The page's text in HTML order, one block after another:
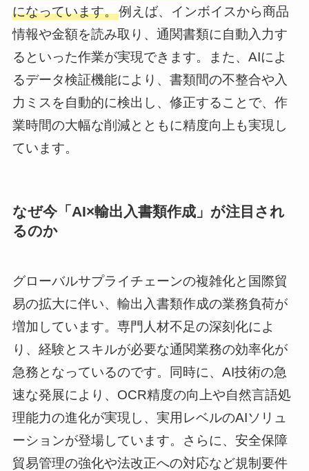
になっています。例えば、インボイスから商品
情報や金額を読み取り、通関書類に自動入力す
るといった作業が実現できます。また、AIによ
るデータ検証機能により、書類間の不整合や入
力ミスを自動的に検出し、修正することで、作
業時間の大幅な削減とともに精度向上も実現し
ています。
なぜ今「AI×輸出入書類作成」が注目され
るのか
グローバルサプライチェーンの複雑化と国際貿
易の拡大に伴い、輸出入書類作成の業務負荷が
増加しています。専門人材不足の深刻化によ
り、経験とスキルが必要な通関業務の効率化が
急務となっているのです。同時に、AI技術の急
速な発展により、OCR精度の向上や自然言語処
理能力の進化が実現し、実用レベルのAIソリュ
ーションが登場しています。さらに、安全保障
貿易管理の強化や法改正への対応など規制要件